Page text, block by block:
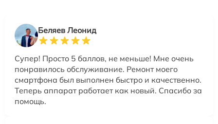
Беляев Леонид
Супер! Просто 5 баллов, не меньше! Мне очень
понравилось обслуживание. Ремонт моего
смартфона был выполнен быстро и качественно.
Теперь аппарат работает как новый. Спасибо за
помощь.